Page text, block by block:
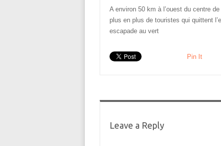
A environ 50 km à l’ouest du centre
plus en plus de touristes qui quittent
escapade au vert
Pin It
Leave a Reply